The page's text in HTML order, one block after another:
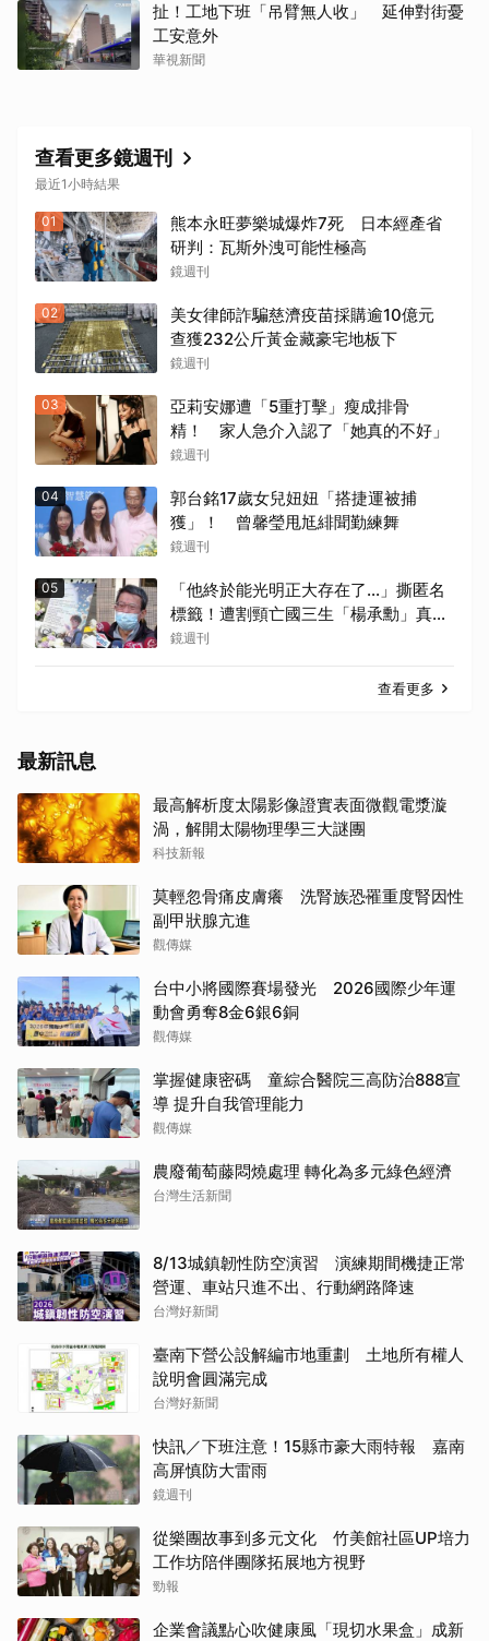
扯！工地下班「吊臂無人收」 延伸對街憂
工安意外
華視新聞
查看更多鏡週刊
最近1小時結果
01
熊本永旺夢樂城爆炸7死 日本經產省
研判：瓦斯外洩可能性極高
鏡週刊
02
美女律師詐騙慈濟疫苗採購逾10億元
查獲232公斤黃金藏豪宅地板下
鏡週刊
03
亞莉安娜遭「5重打擊」瘦成排骨
精！ 家人急介入認了「她真的不好」
鏡週刊
04
郭台銘17歲女兒妞妞「搭捷運被捕
獲」！ 曾馨瑩甩尪緋聞勤練舞
鏡週刊
05
「他終於能光明正大存在了...」撕匿名
標籤！遭割頸亡國三生「楊承勳」真名
解禁 乾妹法庭抗辯引眾怒
鏡週刊
查看更多
最新訊息
最高解析度太陽影像證實表面微觀電漿漩
渦，解開太陽物理學三大謎團
科技新報
莫輕忽骨痛皮膚癢 洗腎族恐罹重度腎因性
副甲狀腺亢進
觀傳媒
台中小將國際賽場發光 2026國際少年運
動會勇奪8金6銀6銅
觀傳媒
掌握健康密碼 童綜合醫院三高防治888宣
導 提升自我管理能力
觀傳媒
農廢葡萄藤悶燒處理 轉化為多元綠色經濟
台灣生活新聞
8/13城鎮韌性防空演習 演練期間機捷正常
營運、車站只進不出、行動網路降速
台灣好新聞
臺南下營公設解編市地重劃 土地所有權人
說明會圓滿完成
台灣好新聞
快訊／下班注意！15縣市豪大雨特報 嘉南
高屏慎防大雷雨
鏡週刊
從樂團故事到多元文化 竹美館社區UP培力
工作坊陪伴團隊拓展地方視野
勁報
企業會議點心吹健康風「現切水果盒」成新